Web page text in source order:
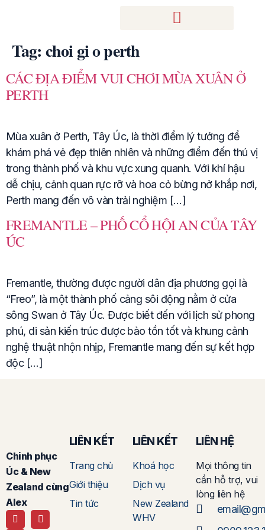
Tag:choi gi o perth
CÁC ĐỊA ĐIỂM VUI CHƠI MÙA XUÂN Ở
PERTH
Mùa xuân ở Perth, Tây Úc, là thời điểm lý tưởng để
khám phá vẻ đẹp thiên nhiên và những điểm đến thú vị
trong thành phố và khu vực xung quanh. Với khí hậu
dễ chịu, cảnh quan rực rỡ và hoa cỏ bừng nở khắp nơi,
Perth mang đến vô vàn trải nghiệm […]
FREMANTLE – PHỐ CỔ HỘI AN CỦA TÂY
ÚC
Fremantle, thường được người dân địa phương gọi là
“Freo”, là một thành phố cảng sôi động nằm ở cửa
sông Swan ở Tây Úc. Được biết đến với lịch sử phong
phú, di sản kiến ​​trúc được bảo tồn tốt và khung cảnh
nghệ thuật nhộn nhịp, Fremantle mang đến sự kết hợp
độc […]
Chinh phục
Úc & New
Zealand cùng
Alex
LIÊN KẾT
Trang chủ
Giới thiệu
Tin tức
LIÊN KẾT
Khoá học
Dịch vụ
New Zealand
WHV
LIÊN HỆ
Mọi thông tin
cần hỗ trợ, vui
lòng liên hệ